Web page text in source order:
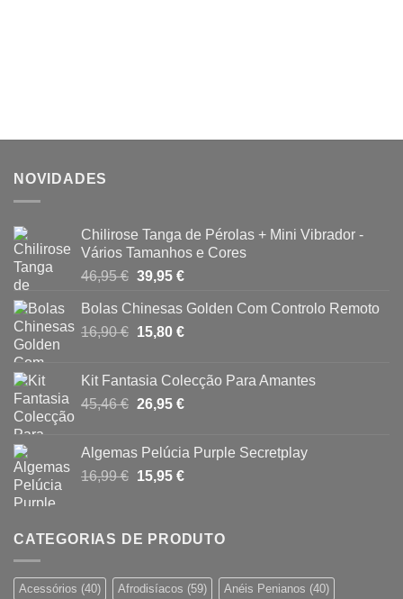
NOVIDADES
Chilirose Tanga de Pérolas + Mini Vibrador -
Vários Tamanhos e Cores
46,95€ O
original
era:
39,95 €O
atual
é:
Bolas Chinesas Golden Com Controlo Remoto
16,90€ O
era:
16,90 €.
15,80 €O
é:
15,80 €.
Kit Fantasia Colecção Para Amantes
45,46€ O
era:
45,46 €.
26,95 €O
é:
26,95 €.
Algemas Pelúcia Purple Secretplay
16,99€ O
era:
15,95 €O
é:
CATEGORIAS DE PRODUTO
Acessórios (40) Afrodisíacos (59) Anéis Penianos (40)